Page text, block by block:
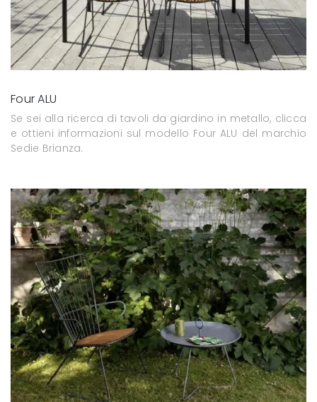
Four ALU
Se sei alla ricerca di tavoli da giardino in metallo, clicca
e ottieni informazioni sul modello Four ALU del marchio
Sedie Brianza.